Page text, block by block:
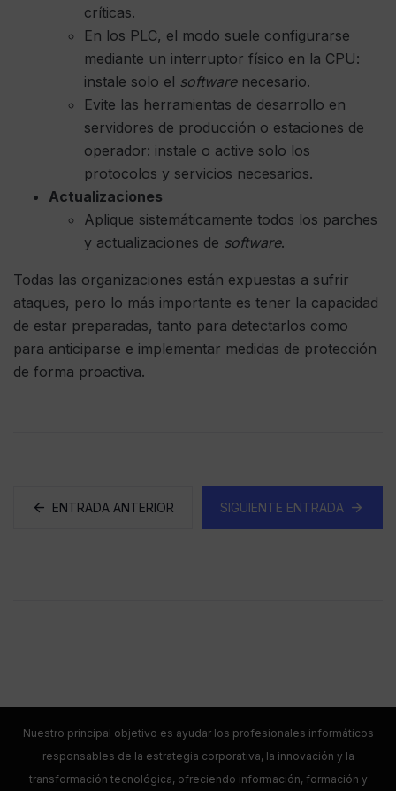
críticas.
En los PLC, el modo suele configurarse
mediante un interruptor físico en la CPU:
instale solo el softwarenecesario.
Evite las herramientas de desarrollo en
servidores de producción o estaciones de
operador: instale o active solo los
protocolos y servicios necesarios.
Actualizaciones
Aplique sistemáticamente todos los parches
y actualizaciones de software.
Todas las organizaciones están expuestas a sufrir
ataques, pero lo más importante es tener la capacidad
de estar preparadas, tanto para detectarlos como
para anticiparse e implementar medidas de protección
de forma proactiva.
ENTRADA ANTERIOR SIGUIENTE ENTRADA
Nuestro principal objetivo es ayudar los profesionales informáticos
responsables de la estrategia corporativa, la innovación y la
transformación tecnológica, ofreciendo información, formación y